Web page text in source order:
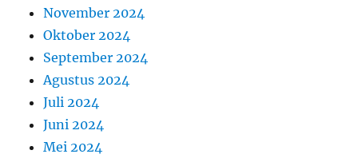
November 2024
Oktober 2024
September 2024
Agustus 2024
Juli 2024
Juni 2024
Mei 2024